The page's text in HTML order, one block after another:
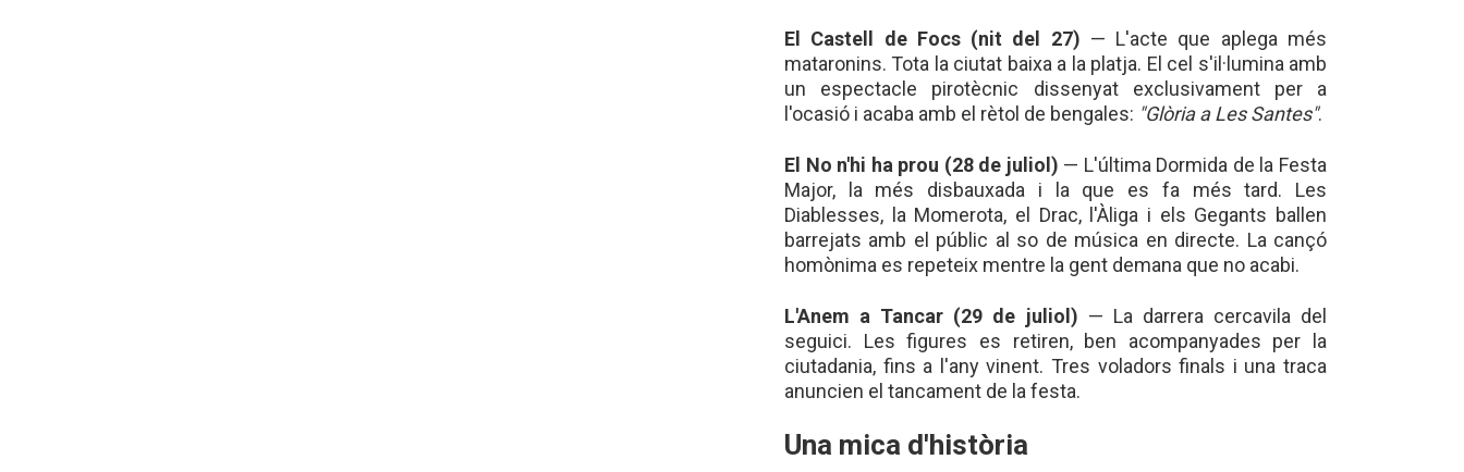
El Castell de Focs (nit del 27) — L'acte que aplega més
mataronins. Tota la ciutat baixa a la platja. El cel s'il·lumina amb
un espectacle pirotècnic dissenyat exclusivament per a
l'ocasió i acaba amb el rètol de bengales: "Glòria a Les Santes".
El No n'hi ha prou (28 de juliol) — L'última Dormida de la Festa
Major, la més disbauxada i la que es fa més tard. Les
Diablesses, la Momerota, el Drac, l'Àliga i els Gegants ballen
barrejats amb el públic al so de música en directe. La cançó
homònima es repeteix mentre la gent demana que no acabi.
L'Anem a Tancar (29 de juliol) — La darrera cercavila del
seguici. Les figures es retiren, ben acompanyades per la
ciutadania, fins a l'any vinent. Tres voladors finals i una traca
anuncien el tancament de la festa.
Una mica d'història